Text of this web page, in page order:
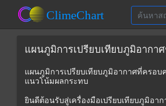
แผนภูมิการเปรียบเทียบภูมิอากา
แผนภูมิการเปรียบเทียบภูมิอากาศที่ครอบ
แนวโน้มผลกระทบ
ยินดีต้อนรับสู่เครื่องมือเปรียบเทียบภูมิอา